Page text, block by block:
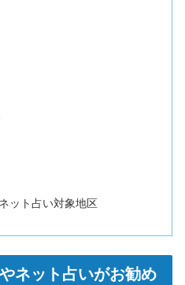
ット占い対象地区
ネット占いがお勧め